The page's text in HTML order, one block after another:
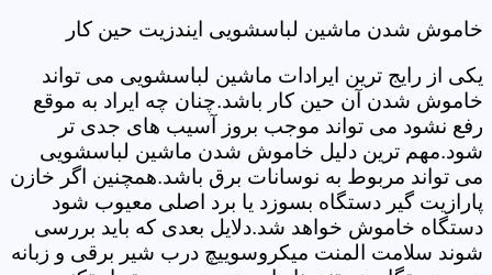
خاموش شدن ماشین لباسشویی ایندزیت حین کار
یکی از رایج ترین ایرادات ماشین لباسشویی می تواند
خاموش شدن آن حین کار باشد.چنان چه ایراد به موقع
رفع نشود می تواند موجب بروز آسیب های جدی تر
شود.مهم ترین دلیل خاموش شدن ماشین لباسشویی
می تواند مربوط به نوسانات برق باشد.همچنین اگر خازن
پارازیت گیر دستگاه بسوزد یا برد اصلی معیوب شود
دستگاه خاموش خواهد شد.دلایل بعدی که باید بررسی
شوند سلامت المنت میکروسوییچ درب شیر برقی و زبانه